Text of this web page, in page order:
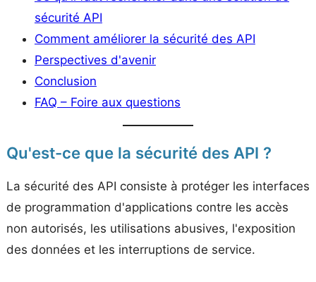
sécurité API
Comment améliorer la sécurité des API
Perspectives d'avenir
Conclusion
FAQ – Foire aux questions
Qu'est-ce que la sécurité des API ?
La sécurité des API consiste à protéger les interfaces
de programmation d'applications contre les accès
non autorisés, les utilisations abusives, l'exposition
des données et les interruptions de service.